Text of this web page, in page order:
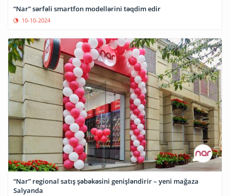
“Nar” sərfəli smartfon modellərini təqdim edir
10-10-2024
“Nar” regional satış şəbəkəsini genişləndirir – yeni mağaza
Salyanda